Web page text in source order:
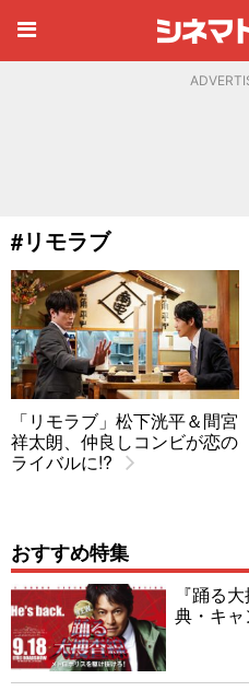
#リモラブ
「リモラブ」松下洸平＆間宮
祥太朗、仲良しコンビが恋の
ライバルに!?
おすすめ特集
『踊る
典・キ